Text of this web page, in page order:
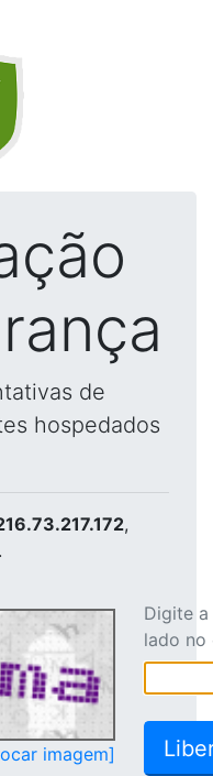
de
hospedados
,
imagem]
Digite
lado no